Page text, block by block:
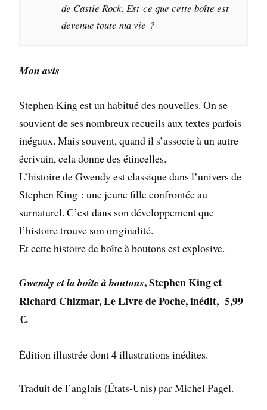
de Castle Rock. Est-ce que cette boîte est
devenue toute ma vie ?
Mon avis
Stephen King est un habitué des nouvelles. On se
souvient de ses nombreux recueils aux textes parfois
inégaux. Mais souvent, quand il s’associe à un autre
écrivain, cela donne des étincelles.
L’histoire de Gwendy est classique dans l’univers de
Stephen King : une jeune fille confrontée au
surnaturel. C’est dans son développement que
l’histoire trouve son originalité.
Et cette histoire de boîte à boutons est explosive.
Gwendy et la boîte à boutons, Stephen King et
Richard Chizmar, Le Livre de Poche, inédit, 5,99
€.
Édition illustrée dont 4 illustrations inédites.
Traduit de l’anglais (États-Unis) par Michel Pagel.